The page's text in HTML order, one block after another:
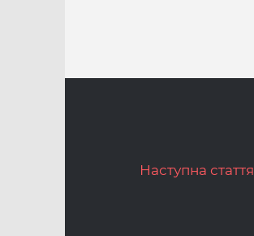
Наступна стаття